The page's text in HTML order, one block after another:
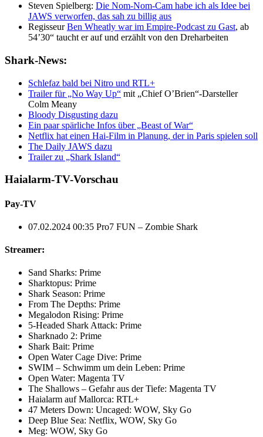
Steven Spielberg: Die Nom-Nom-Cam habe ich als Idee bei
JAWS verworfen, das sah zu billig aus
RegisseurBen Wheatly war im Empire-Podcast zu Gast, ab
54’30“ taucht er auf und erzählt von den Dreharbeiten
Shark-News:
Schlefaz bald bei Nitro und RTL+
Trailer für „No Way Up“ mit „Chief O’Brien“-Darsteller
Colm Meany
Bloody Disgusting dazu
Ein paar spärliche Infos über „Beast of War“
Netflix hat einen Hai-Film in Planung, der in Paris spielen soll
The Daily JAWS dazu
Trailer zu „Shark Island“
Haialarm-TV-Vorschau
Pay-TV
07.02.2024 00:35 Pro7 FUN – Zombie Shark
Streamer:
Sand Sharks: Prime
Sharktopus: Prime
Shark Season: Prime
From The Depths: Prime
Megalodon Rising: Prime
5-Headed Shark Attack: Prime
Sharknado 2: Prime
Shark Bait: Prime
Open Water Cage Dive: Prime
SWIM – Schwimm um dein Leben: Prime
Open Water: Magenta TV
The Shallows – Gefahr aus der Tiefe: Magenta TV
Haialarm auf Mallorca: RTL+
47 Meters Down: Uncaged: WOW, Sky Go
Deep Blue Sea: Netflix, WOW, Sky Go
Meg: WOW, Sky Go